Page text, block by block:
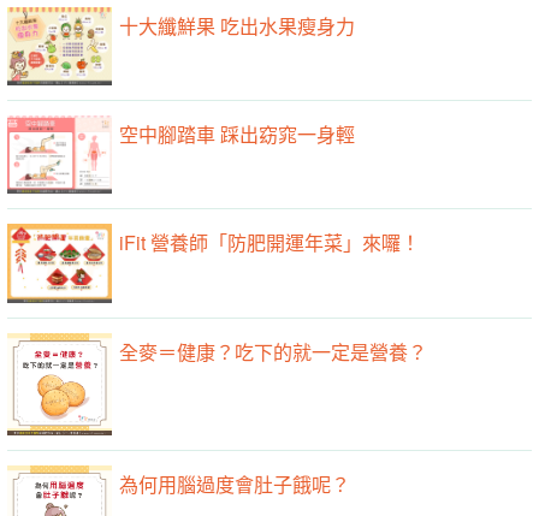
十大纖鮮果 吃出水果瘦身力
空中腳踏車 踩出窈窕一身輕
iFit 營養師「防肥開運年菜」來囉！
全麥＝健康？吃下的就一定是營養？
為何用腦過度會肚子餓呢？